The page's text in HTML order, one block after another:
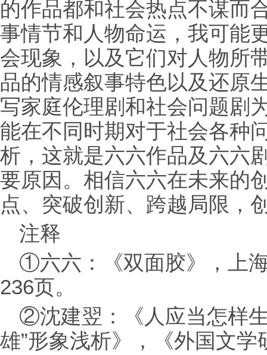
的作品都和社会热点不谋而
事情节和人物命运，我可能
会现象，以及它们对人物所
品的情感叙事特色以及还原
写家庭伦理剧和社会问题剧
能在不同时期对于社会各种
析，这就是六六作品及六六
要原因。相信六六在未来的
点、突破创新、跨越局限，
注释
①六六：《双面胶》，上
236页。
②沈建翌：《人应当怎样
雄”形象浅析》，《外国文